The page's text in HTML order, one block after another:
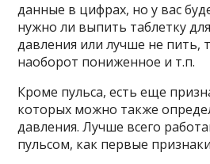
данные в цифрах, но у вас
нужно ли выпить таблетку
давления или лучше не пить,
наоборот пониженное и т.п.
Кроме пульса, есть еще
которых можно также
давления. Лучше всего
пульсом, как первые